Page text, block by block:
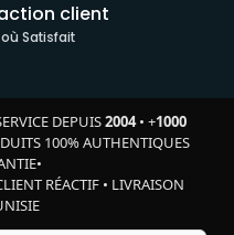
client
Satisfait
DEPUIS2004• +1000
100% AUTHENTIQUES
•
RÉACTIF • LIVRAISON